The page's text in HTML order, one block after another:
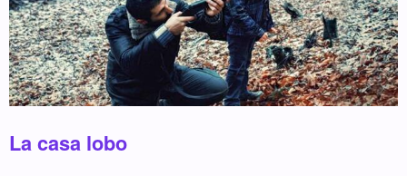
La casa lobo